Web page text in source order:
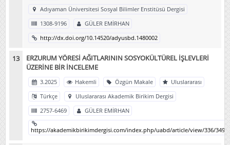
Adıyaman Üniversitesi Sosyal Bilimler Enstitüsü Dergisi
1308-9196
GÜLER EMİRHAN
http://dx.doi.org/10.14520/adyusbd.1480002
ERZURUM YÖRESİ AĞITLARININ SOSYOKÜLTÜREL İŞLEVLERİ
ÜZERİNE BİR İNCELEME
3.2025 Hakemli Özgün Makale
Uluslararası
Türkçe
Uluslararası Akademik Birikim Dergisi
2757-6469
GÜLER EMİRHAN
https://akademikbirikimdergisi.com/index.php/uabd/article/view/336/349